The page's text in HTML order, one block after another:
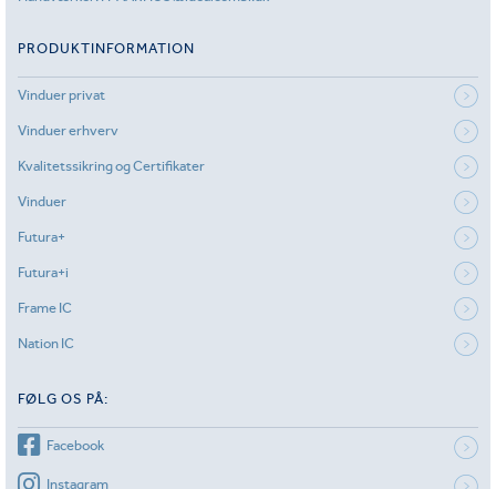
PRODUKTINFORMATION
Vinduer privat
Vinduer erhverv
Kvalitetssikring og Certifikater
Vinduer
Futura+
Futura+i
Frame IC
Nation IC
FØLG OS PÅ:
Facebook
Instagram